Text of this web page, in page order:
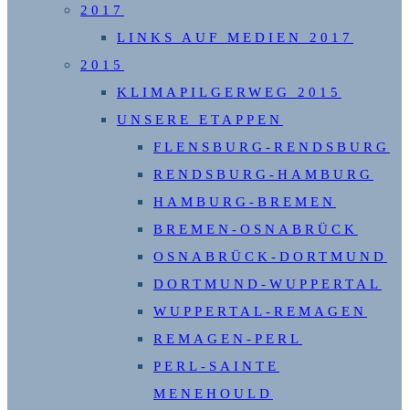
2017
LINKS AUF MEDIEN 2017
2015
KLIMAPILGERWEG 2015
UNSERE ETAPPEN
FLENSBURG-RENDSBURG
RENDSBURG-HAMBURG
HAMBURG-BREMEN
BREMEN-OSNABRÜCK
OSNABRÜCK-DORTMUND
DORTMUND-WUPPERTAL
WUPPERTAL-REMAGEN
REMAGEN-PERL
PERL-SAINTE
MENEHOULD